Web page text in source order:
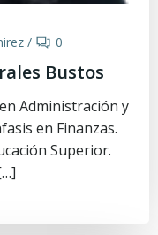
/ 0
Bustos
Administración y
en Finanzas.
Superior.